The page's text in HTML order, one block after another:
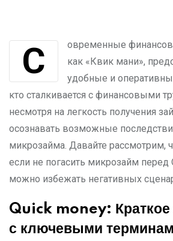
Современные финансовые сервисы, такие
как «Квик мани»,
удобные и
кто сталкивается с финансовыми
несмотря на легкость получения
осознавать возможные
микрозайма. Давайте рассмотрим,
если не погасить микрозайм перед
можно избежать негативных
Quick money: Краткое
с ключевыми